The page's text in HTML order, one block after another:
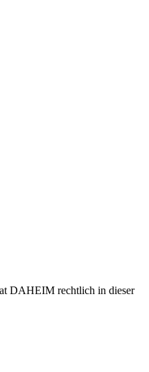
DAHEIM rechtlich in dieser